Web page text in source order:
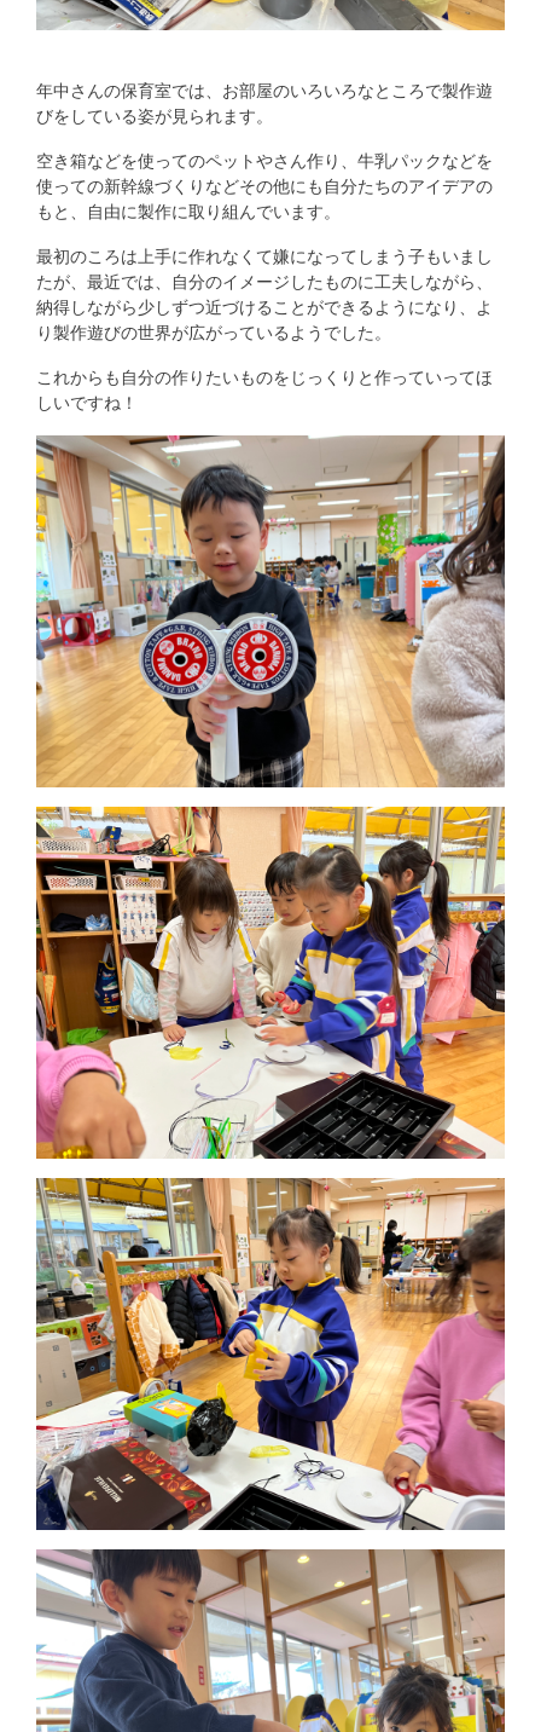
年中さんの保育室では、お部屋のいろいろなところで製作遊
びをしている姿が見られます。
空き箱などを使ってのペットやさん作り、牛乳パックなどを
使っての新幹線づくりなどその他にも自分たちのアイデアの
もと、自由に製作に取り組んでいます。
最初のころは上手に作れなくて嫌になってしまう子もいまし
たが、最近では、自分のイメージしたものに工夫しながら、
納得しながら少しずつ近づけることができるようになり、よ
り製作遊びの世界が広がっているようでした。
これからも自分の作りたいものをじっくりと作っていってほ
しいですね！